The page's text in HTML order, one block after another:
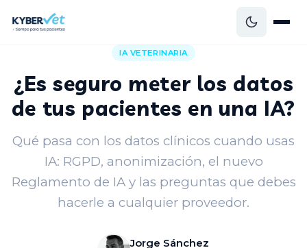
Volver al blog
IA VETERINARIA
¿Es seguro meter los datos
de tus pacientes en una IA?
Qué pasa con los datos clínicos cuando usas
IA: RGPD, anonimización, el nuevo
Reglamento de IA y las preguntas que debes
hacerle a cualquier proveedor.
Jorge Sánchez